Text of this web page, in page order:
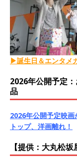
▶誕生日＆エンタメ
2026年公開予定
品
2026年公開予定映
トップ、洋画離れ！
【提供：大丸松坂